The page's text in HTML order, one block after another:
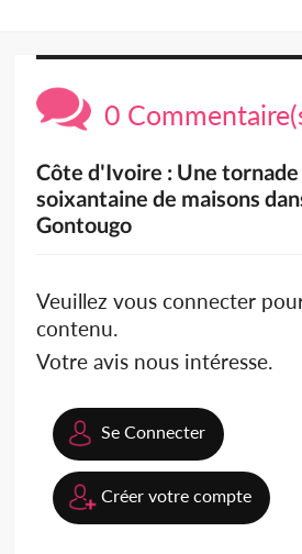
0
Côte d'Ivoire : Une
soixantaine de maisons
Gontougo
Veuillez vous connecter
contenu.
Votre avis nous intéresse.
Se Connecter
Créer votre compte